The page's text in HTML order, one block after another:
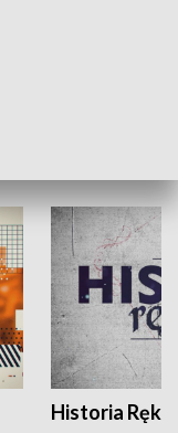
Historia Ręką